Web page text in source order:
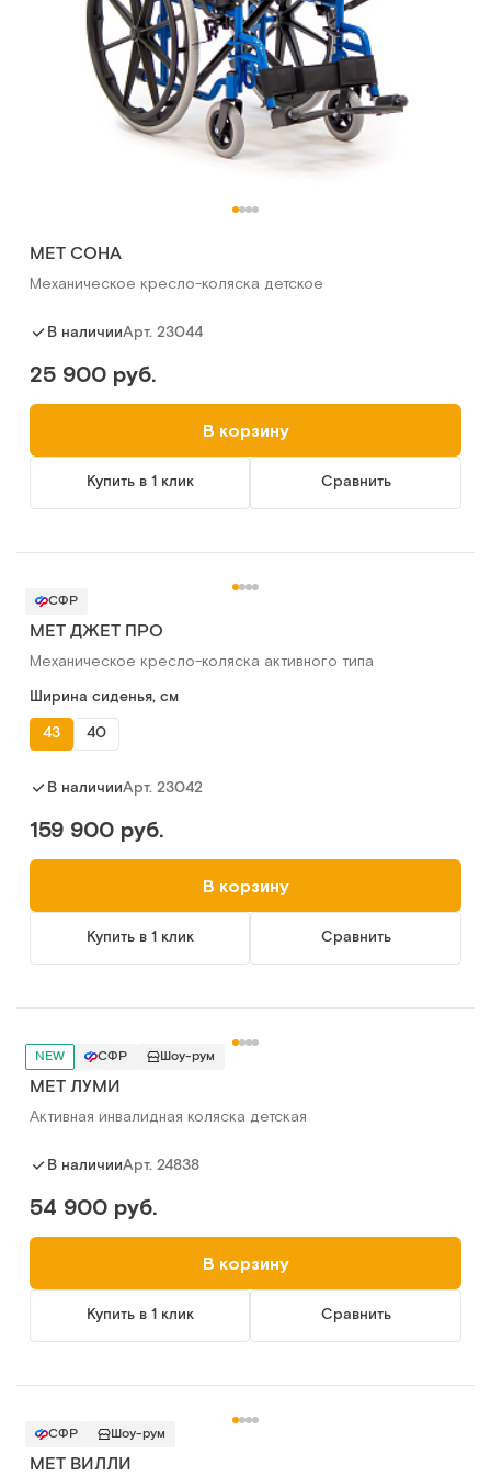
MET СОНА
Механическое кресло-коляска детское
В наличииАрт. 23044
25 900 руб.
В корзину
Купить в 1 клик Сравнить
СФР
МЕТ ДЖЕТ ПРО
Механическое кресло-коляска активного типа
Ширина сиденья, см
43
40
В наличииАрт. 23042
159 900 руб.
В корзину
Купить в 1 клик Сравнить
NEW СФР Шоу-рум
MET ЛУМИ
Активная инвалидная коляска детская
В наличииАрт. 24838
54 900 руб.
В корзину
Купить в 1 клик Сравнить
СФР Шоу-рум
MET ВИЛЛИ